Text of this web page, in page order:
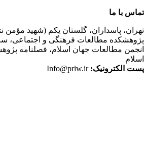
با ما
مطالعات فرهنگی و اجتماعی،
مطالعات جهان اسلام، فصلنامه
الکترونیک:Info@priw.ir